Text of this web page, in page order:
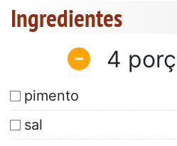
Ingredientes
4
pimento
sal